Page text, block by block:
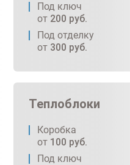
Под ключ
от 200 руб.
Под отделку
от 300 руб.
Теплоблоки
Коробка
от 100 руб.
Под ключ